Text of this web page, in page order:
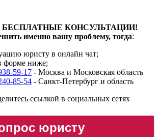
БЕСПЛАТНЫЕ КОНСУЛЬТАЦИИ!
именно вашу проблему, тогда:
юристу в онлайн чат;
форме ниже;
59-17 - Москва и Московская область
85-54 - Санкт-Петербург и область
ссылкой в социальных сетях